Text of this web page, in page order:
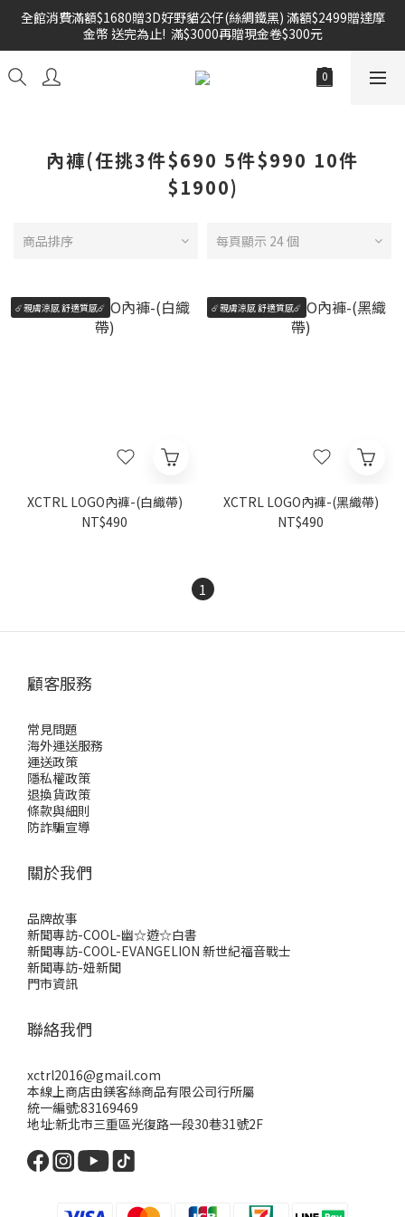
雙倍奉還 歡慶父親節全館褲類任選兩件88折!!!
全館消費滿額$1680贈3D好野貓公仔(絲綢鐵黑) 滿額$2499贈達摩
金幣 送完為止!  滿$3000再贈現金卷$300元
雙倍奉還 歡慶父親節全館褲類任選兩件88折!!!
內褲(任挑3件$690 5件$990 10件
$1900)
商品排序 每頁顯示 24 個
☄️親膚涼感 舒適質感☄️
XCTRL LOGO內褲-(白織帶)
NT$490
☄️親膚涼感 舒適質感☄️
XCTRL LOGO內褲-(黑織帶)
NT$490
1
顧客服務
常見問題
海外運送服務
運送政策
隱私權政策
退換貨政策
條款與細則
防詐騙宣導
關於我們
品牌故事
新聞專訪-COOL-幽☆遊☆白書
新聞專訪-COOL-EVANGELION 新世紀福音戰士
新聞專訪-妞新聞
門市資訊
聯絡我們
xctrl2016@gmail.com
本線上商店由鎂客絲商品有限公司行所屬
統一編號:83169469
地址:新北市三重區光復路一段30巷31號2F